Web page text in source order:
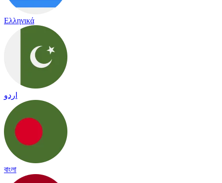
Ελληνικά
اردو
বাংলা